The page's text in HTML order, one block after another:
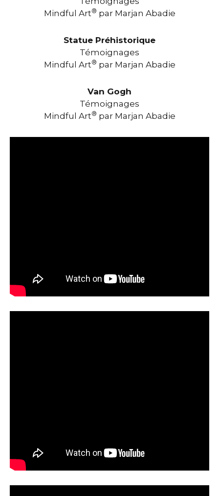
Mindful Art® par Marjan Abadie
Statue Préhistorique
Témoignages
Mindful Art® par Marjan Abadie
Van Gogh
Témoignages
Mindful Art® par Marjan Abadie